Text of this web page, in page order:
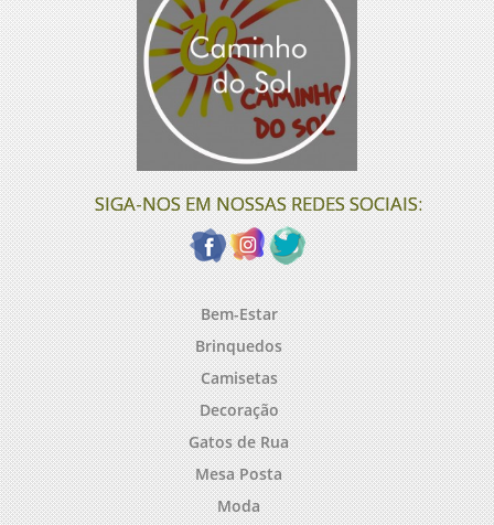
SIGA-NOS EM NOSSAS REDES SOCIAIS:
Bem-Estar
Brinquedos
Camisetas
Decoração
Gatos de Rua
Mesa Posta
Moda